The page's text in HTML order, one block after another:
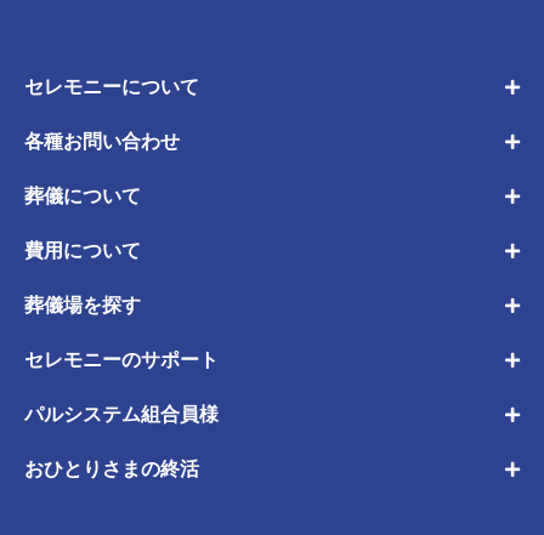
セレモニーについて
各種お問い合わせ
葬儀について
費用について
葬儀場を探す
セレモニーのサポート
パルシステム組合員様
おひとりさまの終活